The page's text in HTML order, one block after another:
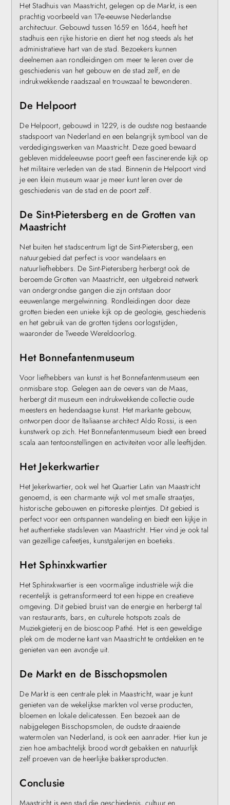
Het Stadhuis van Maastricht, gelegen op de Markt, is een
prachtig voorbeeld van 17e-eeuwse Nederlandse
architectuur. Gebouwd tussen 1659 en 1664, heeft het
stadhuis een rijke historie en dient het nog steeds als het
administratieve hart van de stad. Bezoekers kunnen
deelnemen aan rondleidingen om meer te leren over de
geschiedenis van het gebouw en de stad zelf, en de
indrukwekkende raadszaal en trouwzaal te bewonderen.
De Helpoort
De Helpoort, gebouwd in 1229, is de oudste nog bestaande
stadspoort van Nederland en een belangrijk symbool van de
verdedigingswerken van Maastricht. Deze goed bewaard
gebleven middeleeuwse poort geeft een fascinerende kijk op
het militaire verleden van de stad. Binnenin de Helpoort vind
je een klein museum waar je meer kunt leren over de
geschiedenis van de stad en de poort zelf.
De Sint-Pietersberg en de Grotten van
Maastricht
Net buiten het stadscentrum ligt de Sint-Pietersberg, een
natuurgebied dat perfect is voor wandelaars en
natuurliefhebbers. De Sint-Pietersberg herbergt ook de
beroemde Grotten van Maastricht, een uitgebreid netwerk
van ondergrondse gangen die zijn ontstaan door
eeuwenlange mergelwinning. Rondleidingen door deze
grotten bieden een unieke kijk op de geologie, geschiedenis
en het gebruik van de grotten tijdens oorlogstijden,
waaronder de Tweede Wereldoorlog.
Het Bonnefantenmuseum
Voor liefhebbers van kunst is het Bonnefantenmuseum een
onmisbare stop. Gelegen aan de oevers van de Maas,
herbergt dit museum een indrukwekkende collectie oude
meesters en hedendaagse kunst. Het markante gebouw,
ontworpen door de Italiaanse architect Aldo Rossi, is een
kunstwerk op zich. Het Bonnefantenmuseum biedt een breed
scala aan tentoonstellingen en activiteiten voor alle leeftijden.
Het Jekerkwartier
Het Jekerkwartier, ook wel het Quartier Latin van Maastricht
genoemd, is een charmante wijk vol met smalle straatjes,
historische gebouwen en pittoreske pleintjes. Dit gebied is
perfect voor een ontspannen wandeling en biedt een kijkje in
het authentieke stadsleven van Maastricht. Hier vind je ook tal
van gezellige cafeetjes, kunstgalerijen en boetieks.
Het Sphinxkwartier
Het Sphinxkwartier is een voormalige industriële wijk die
recentelijk is getransformeerd tot een hippe en creatieve
omgeving. Dit gebied bruist van de energie en herbergt tal
van restaurants, bars, en culturele hotspots zoals de
Muziekgieterij en de bioscoop Pathé. Het is een geweldige
plek om de moderne kant van Maastricht te ontdekken en te
genieten van een avondje uit.
De Markt en de Bisschopsmolen
De Markt is een centrale plek in Maastricht, waar je kunt
genieten van de wekelijkse markten vol verse producten,
bloemen en lokale delicatessen. Een bezoek aan de
nabijgelegen Bisschopsmolen, de oudste draaiende
watermolen van Nederland, is ook een aanrader. Hier kun je
zien hoe ambachtelijk brood wordt gebakken en natuurlijk
zelf proeven van de heerlijke bakkersproducten.
Conclusie